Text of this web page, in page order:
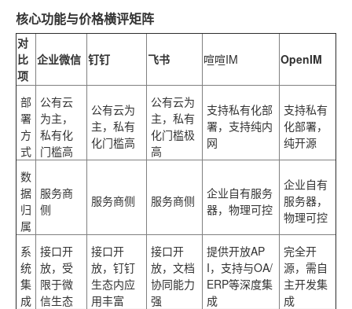
核心功能与价格横评矩阵
对
比
项
企业微信 钉钉 飞书 喧喧IM OpenIM
部
署
方
式
公有云
为主，
私有化
门槛高
公有云为
主，私有
化门槛高
公有云为
主，私有
化门槛极
高
支持私有化部
署，支持纯内
网
支持私有
化部署，
纯开源
数
据
归
属
服务商
侧
服务商侧 服务商侧
企业自有服务
器，物理可控
企业自有
服务器，
物理可控
系
统
集
成
接口开
放，受
限于微
信生态
接口开
放，钉钉
生态内应
用丰富
接口开
放，文档
协同能力
强
提供开放AP
I，支持与OA/
ERP等深度集
成
完全开
源，需自
主开发集
成